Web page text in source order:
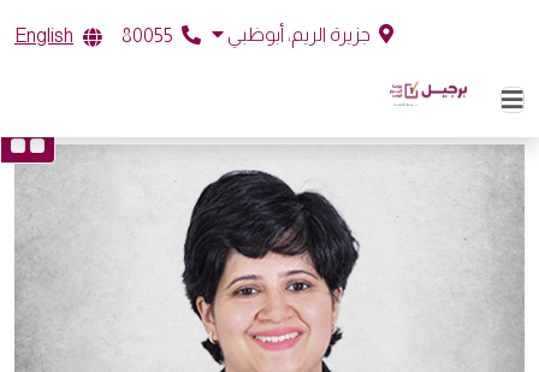
جزيرة الريم، أبوظبي English